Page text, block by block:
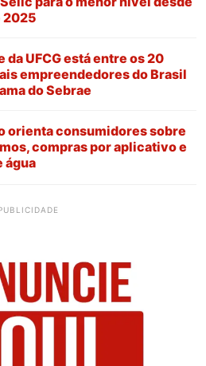
2025
da UFCG está entre os 20
empreendedores do Brasil
do Sebrae
orienta consumidores sobre
compras por aplicativo e
água